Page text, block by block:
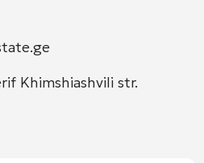
Khimshiashvili str.